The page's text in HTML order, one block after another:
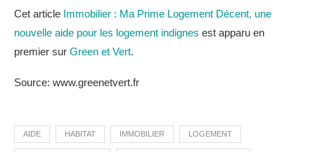
Cet article Immobilier : Ma Prime Logement Décent, une
nouvelle aide pour les logement indignes est apparu en
premier sur Green et Vert.
Source: www.greenetvert.fr
AIDE HABITAT IMMOBILIER LOGEMENT